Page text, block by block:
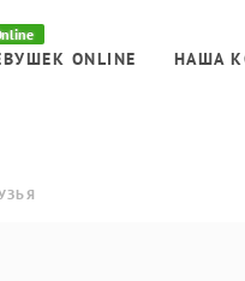
ONLINE НАША